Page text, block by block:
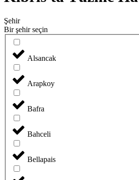
Şehir
Bir şehir seçin
Alsancak
Arapkoy
Bafra
Bahceli
Bellapais